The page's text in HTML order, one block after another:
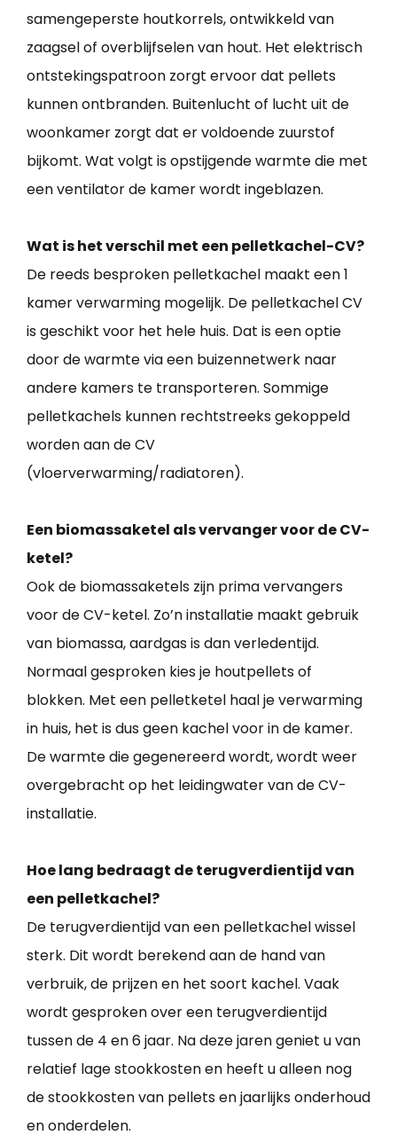
samengeperste houtkorrels, ontwikkeld van
zaagsel of overblijfselen van hout. Het elektrisch
ontstekingspatroon zorgt ervoor dat pellets
kunnen ontbranden. Buitenlucht of lucht uit de
woonkamer zorgt dat er voldoende zuurstof
bijkomt. Wat volgt is opstijgende warmte die met
een ventilator de kamer wordt ingeblazen.
Wat is het verschil met een pelletkachel-CV?
De reeds besproken pelletkachel maakt een 1
kamer verwarming mogelijk. De pelletkachel CV
is geschikt voor het hele huis. Dat is een optie
door de warmte via een buizennetwerk naar
andere kamers te transporteren. Sommige
pelletkachels kunnen rechtstreeks gekoppeld
worden aan de CV
(vloerverwarming/radiatoren).
Een biomassaketel als vervanger voor de CV-
ketel?
Ook de biomassaketels zijn prima vervangers
voor de CV-ketel. Zo’n installatie maakt gebruik
van biomassa, aardgas is dan verledentijd.
Normaal gesproken kies je houtpellets of
blokken. Met een pelletketel haal je verwarming
in huis, het is dus geen kachel voor in de kamer.
De warmte die gegenereerd wordt, wordt weer
overgebracht op het leidingwater van de CV-
installatie.
Hoe lang bedraagt de terugverdientijd van
een pelletkachel?
De terugverdientijd van een pelletkachel wissel
sterk. Dit wordt berekend aan de hand van
verbruik, de prijzen en het soort kachel. Vaak
wordt gesproken over een terugverdientijd
tussen de 4 en 6 jaar. Na deze jaren geniet u van
relatief lage stookkosten en heeft u alleen nog
de stookkosten van pellets en jaarlijks onderhoud
en onderdelen.